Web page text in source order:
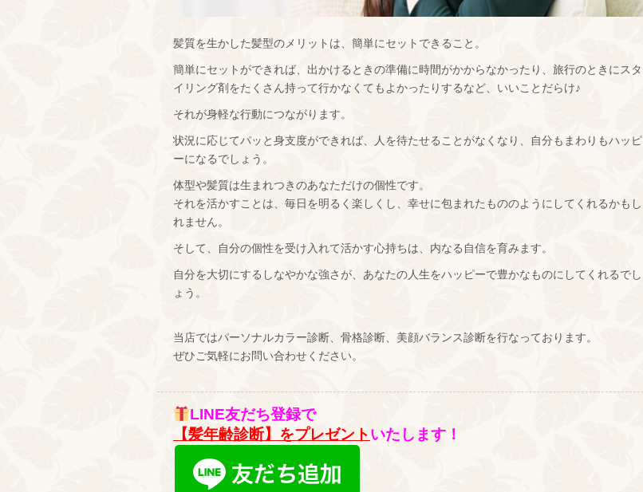
髪質を生かした髪型のメリットは、簡単にセットできること。
簡単にセットができれば、出かけるときの準備に時間がかからなかったり、旅行のときにスタ
イリング剤をたくさん持って行かなくてもよかったりするなど、いいことだらけ♪
それが身軽な行動につながります。
状況に応じてパッと身支度ができれば、人を待たせることがなくなり、自分もまわりもハッピ
ーになるでしょう。
体型や髪質は生まれつきのあなただけの個性です。
それを活かすことは、毎日を明るく楽しくし、幸せに包まれたもののようにしてくれるかもし
れません。
そして、自分の個性を受け入れて活かす心持ちは、内なる自信を育みます。
自分を大切にするしなやかな強さが、あなたの人生をハッピーで豊かなものにしてくれるでし
ょう。
当店ではパーソナルカラー診断、骨格診断、美顔バランス診断を行なっております。
ぜひご気軽にお問い合わせください。
LINE友だち登録で
【髪年齢診断】をプレゼントいたします！